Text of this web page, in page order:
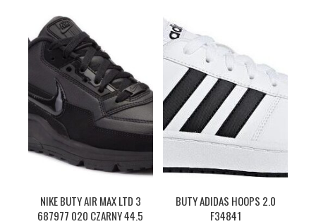
NIKE BUTY AIR MAX LTD 3
687977 020 CZARNY 44.5
BUTY ADIDAS HOOPS 2.0
F34841